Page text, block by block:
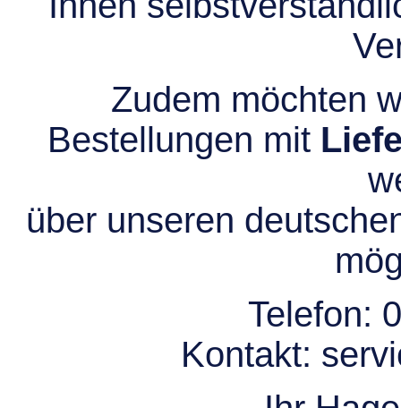
Zudem möchten
Bestellungen mit
über unseren
Telefon:
Kontakt: